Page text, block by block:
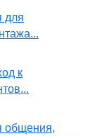
для
к
общения,